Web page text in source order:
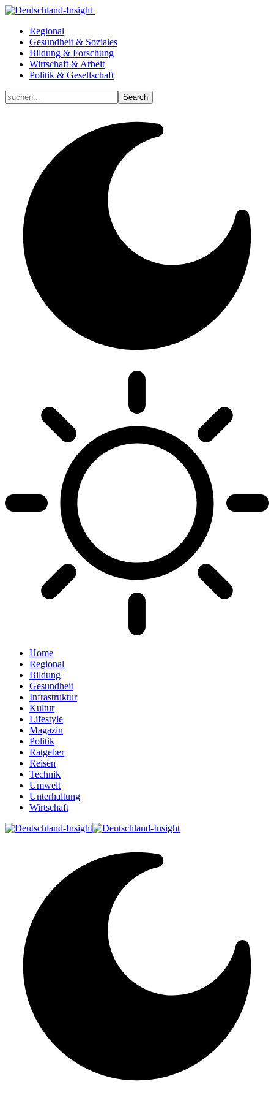
Regional
Gesundheit & Soziales
Bildung & Forschung
Wirtschaft & Arbeit
Politik & Gesellschaft
Home
Regional
Bildung
Gesundheit
Infrastruktur
Kultur
Lifestyle
Magazin
Politik
Ratgeber
Reisen
Technik
Umwelt
Unterhaltung
Wirtschaft